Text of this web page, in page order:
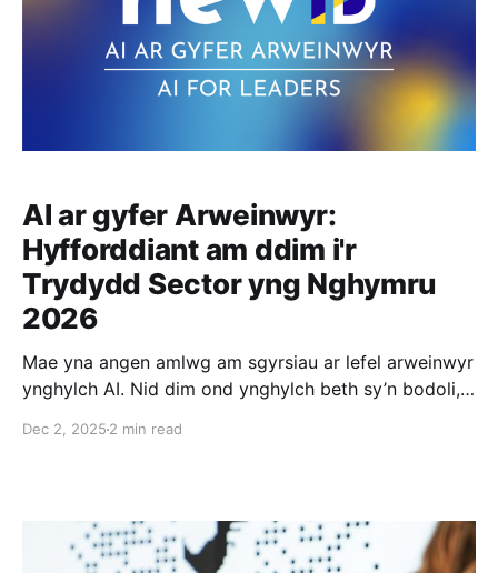
AI ar gyfer Arweinwyr:
Hyfforddiant am ddim i'r
Trydydd Sector yng Nghymru
2026
Mae yna angen amlwg am sgyrsiau ar lefel arweinwyr
ynghylch AI. Nid dim ond ynghylch beth sy’n bodoli,
sut i’w defnyddio’n gyfrifol, a sut i adeiladu hyder yn
Dec 2, 2025 2 min read